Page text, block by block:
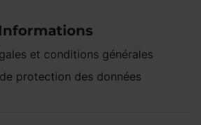
Informations
et conditions générales
protection des données